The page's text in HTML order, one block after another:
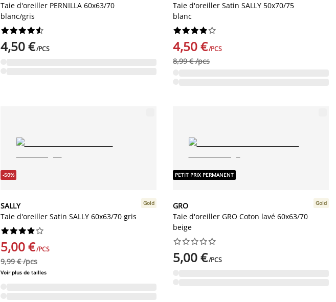
Taie d'oreiller PERNILLA 60x63/70
blanc/gris






4,50 €/PCS
Taie d'oreiller Satin SALLY 50x70/75
blanc






4,50 €/PCS
8,99 € /pcs
-50%
SALLY
Taie d'oreiller Satin SALLY 60x63/70 gris
Gold






5,00 €/PCS
9,99 € /pcs
Voir plus de tailles
PETIT PRIX PERMANENT
GRO
Taie d'oreiller GRO Coton lavé 60x63/70
beige
Gold






5,00 €/PCS